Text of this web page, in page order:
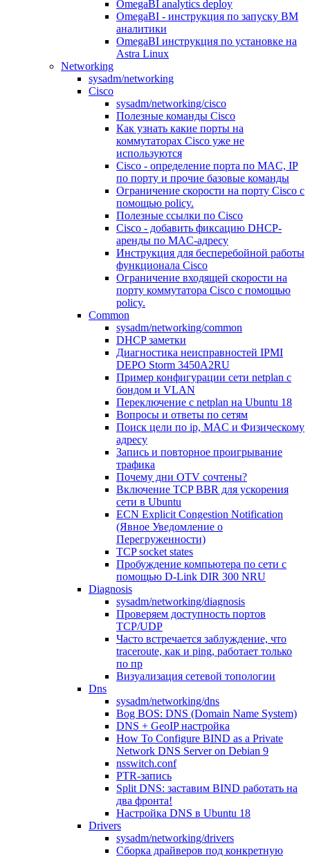
OmegaBI analytics deploy
OmegaBI - инструкция по запуску ВМ
аналитики
OmegaBI инструкция по установке на
Astra Linux
Networking
sysadm/networking
Cisco
sysadm/networking/cisco
Полезные команды Cisco
Как узнать какие порты на
коммутаторах Cisco уже не
используются
Cisco - определение порта по MAC, IP
по порту и прочие базовые команды
Ограничение скорости на порту Cisco c
помощью policy.
Полезные ссылки по Cisco
Cisco - добавить фиксацию DHCP-
аренды по MAC-адресу
Инструкция для бесперебойной работы
функционала Cisco
Ограничение входящей скорости на
порту коммутатора Cisco c помощью
policy.
Common
sysadm/networking/common
DHCP заметки
Диагностика неисправностей IPMI
DEPO Storm 3450A2RU
Пример конфигурации сети netplan с
бондом и VLAN
Переключение с netplan на Ubuntu 18
Вопросы и ответы по сетям
Поиск цели по ip, MAC и Физическому
адресу
Запись и повторное проигрывание
трафика
Почему дни OTV сочтены?
Включение TCP BBR для ускорения
сети в Ubuntu
ECN Explicit Congestion Notification
(Явное Уведомление о
Перегруженности)
TCP socket states
Пробуждение компьютера по сети с
помощью D-Link DIR 300 NRU
Diagnosis
sysadm/networking/diagnosis
Проверяем доступность портов
TCP/UDP
Часто встречается заблуждение, что
traceroute, как и ping, работает только
по пр
Визуализация сетевой топологии
Dns
sysadm/networking/dns
Bog BOS: DNS (Domain Name System)
DNS + GeoIP настройка
How To Configure BIND as a Private
Network DNS Server on Debian 9
nsswitch.conf
PTR-запись
Split DNS: заставим BIND работать на
два фронта!
Настройка DNS в Ubuntu 18
Drivers
sysadm/networking/drivers
Сборка драйверов под конкретную